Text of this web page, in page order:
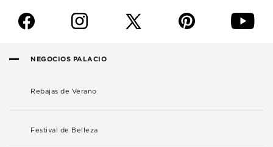
f i p y
NEGOCIOS PALACIO
Rebajas de Verano
Festival de Belleza